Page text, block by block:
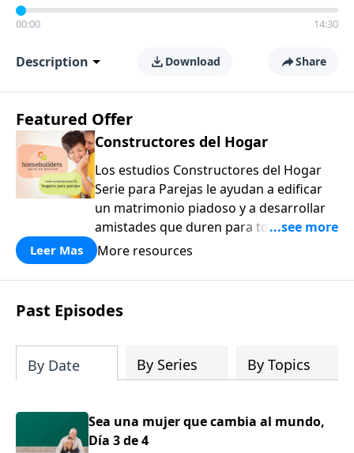
00:00 14:30
Description Download Share
Featured Offer
Constructores del Hogar
Los estudios Constructores del Hogar
Serie para Parejas le ayudan a edificar
un matrimonio piadoso y a desarrollar
amistades que duren para toda la vida.
¡Únase a uno de los estudios de grupos
a casa los principios de la Palabra de
Dios para compartirlos con su familia,
su iglesia y su comunidad!
Leer Mas More resources
Past Episodes
By Date By Series By Topics
Sea una mujer que cambia al mundo,
Día 3 de 4